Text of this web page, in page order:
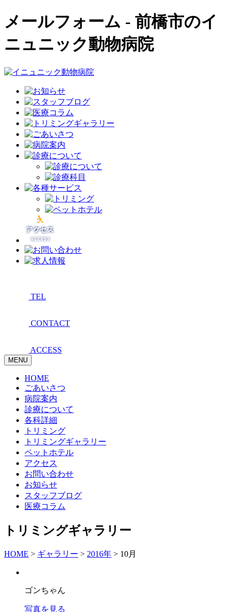
メールフォーム - 前橋市のイ
ニュニック動物病院
TEL
CONTACT
ACCESS
MENU
HOME
ごあいさつ
病院案内
診療について
各科詳細
トリミング
トリミングギャラリー
ペットホテル
アクセス
お問い合わせ
お知らせ
スタッフブログ
医療コラム
トリミングギャラリー
HOME > ギャラリー > 2016年 > 10月
ゴンちゃん
写真を見る